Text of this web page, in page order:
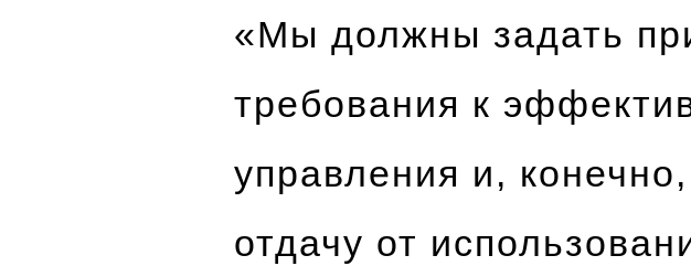
«Мы должны задать
требования к
управления и,
отдачу от